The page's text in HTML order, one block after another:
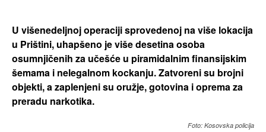
U višenedeljnoj operaciji sprovedenoj na više lokacija
u Prištini, uhapšeno je više desetina osoba
osumnjičenih za učešće u piramidalnim finansijskim
šemama i nelegalnom kockanju. Zatvoreni su brojni
objekti, a zaplenjeni su oružje, gotovina i oprema za
preradu narkotika.
Foto: Kosovska policija